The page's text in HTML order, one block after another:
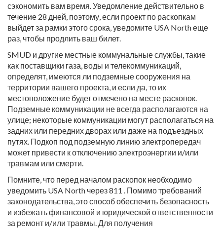
сэкономить вам время. Уведомление действительно в
течение 28 дней, поэтому, если проект по раскопкам
выйдет за рамки этого срока, уведомите USA North еще
раз, чтобы продлить ваш билет.
SMUD и другие местные коммунальные службы, такие
как поставщики газа, воды и телекоммуникаций,
определят, имеются ли подземные сооружения на
территории вашего проекта, и если да, то их
местоположение будет отмечено на месте раскопок.
Подземные коммуникации не всегда располагаются на
улице; некоторые коммуникации могут располагаться на
задних или передних дворах или даже на подъездных
путях. Подкоп под подземную линию электропередач
может привести к отключению электроэнергии и/или
травмам или смерти.
Помните, что перед началом раскопок необходимо
уведомить USA North через 811 . Помимо требований
законодательства, это способ обеспечить безопасность
и избежать финансовой и юридической ответственности
за ремонт и/или травмы. Для получения